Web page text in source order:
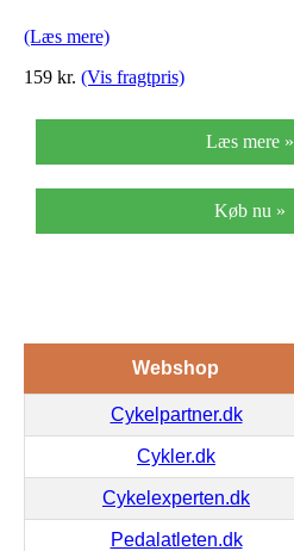
(Læs mere)
159 kr. (Vis fragtpris)
Læs mere »
Køb nu »
Webshop
Cykelpartner.dk
Cykler.dk
Cykelexperten.dk
Pedalatleten.dk